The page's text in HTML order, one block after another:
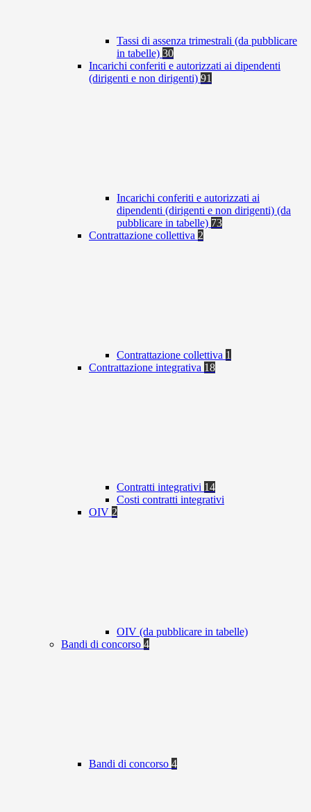
Tassi di assenza trimestrali (da pubblicare
in tabelle) 30
Incarichi conferiti e autorizzati ai dipendenti
(dirigenti e non dirigenti) 91
Incarichi conferiti e autorizzati ai
dipendenti (dirigenti e non dirigenti) (da
pubblicare in tabelle) 73
Contrattazione collettiva 2
Contrattazione collettiva 1
Contrattazione integrativa 18
Contratti integrativi 14
Costi contratti integrativi
OIV 2
OIV (da pubblicare in tabelle)
Bandi di concorso 4
Bandi di concorso 4